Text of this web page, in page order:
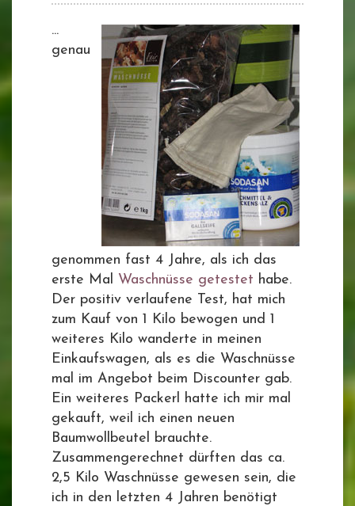
...
genau
genommen fast 4 Jahre, als ich das
erste Mal Waschnüsse getestet habe.
Der positiv verlaufene Test, hat mich
zum Kauf von 1 Kilo bewogen und 1
weiteres Kilo wanderte in meinen
Einkaufswagen, als es die Waschnüsse
mal im Angebot beim Discounter gab.
Ein weiteres Packerl hatte ich mir mal
gekauft, weil ich einen neuen
Baumwollbeutel brauchte.
Zusammengerechnet dürften das ca.
2,5 Kilo Waschnüsse gewesen sein, die
ich in den letzten 4 Jahren benötigt